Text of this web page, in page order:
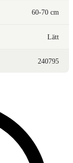
60-70 cm
Lätt
240795